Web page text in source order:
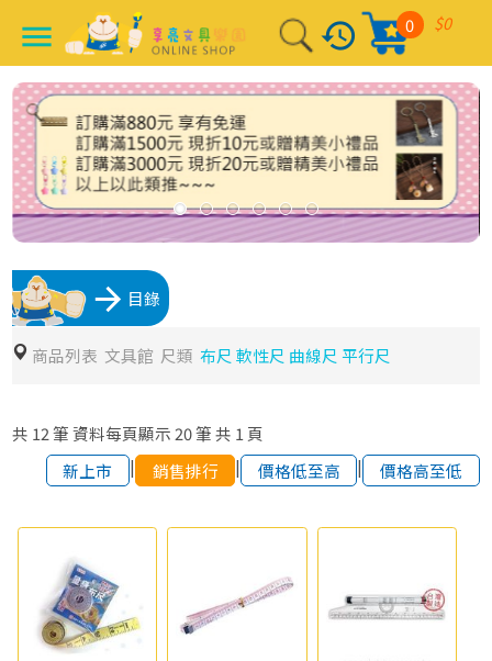
menu history $0
0
arrow_forward 目錄
商品列表 文具館 尺類 布尺 軟性尺 曲線尺 平行尺
共 12筆 資料每頁顯示 20筆 共 1頁
新上市
| 銷售排行 | 價格低至高 | 價格高至低